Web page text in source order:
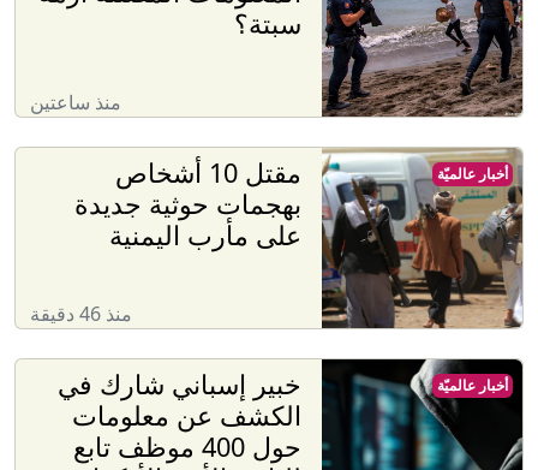
سبتة؟
منذ ساعتين
مقتل 10 أشخاص
بهجمات حوثية جديدة
على مأرب اليمنية
منذ 46 دقيقة
أخبار عالميّة
خبير إسباني شارك في
الكشف عن معلومات
حول 400 موظف تابع
أخبار عالميّة